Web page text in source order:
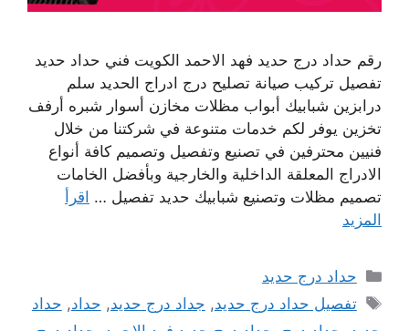
رقم حداد درج حديد فهد الاحمد الكويت فني حداد حديد
تفصيل تركيب صيانة تصليح درج ادراج الحديد سلم
درابزين شبابيك أبواب مظلات مخازن أسوار شبره أرفف
تخزين يوفر لكم خدمات متنوعة في شركتنا من خلال
فنيين محترفين في تصنيع وتفصيل وتصميم كافة أنواع
الادراج المعلقة الداخلية والخارجية وبأفضل الخامات
تصميم مظلات وتصنيع شبابيك حديد تفصيل … اقرأ
المزيد
التصنيفات
حداد درج حديد
الوسوم
تفصيل حداد درج حديد, جداد درج حديد, حداد, حداد